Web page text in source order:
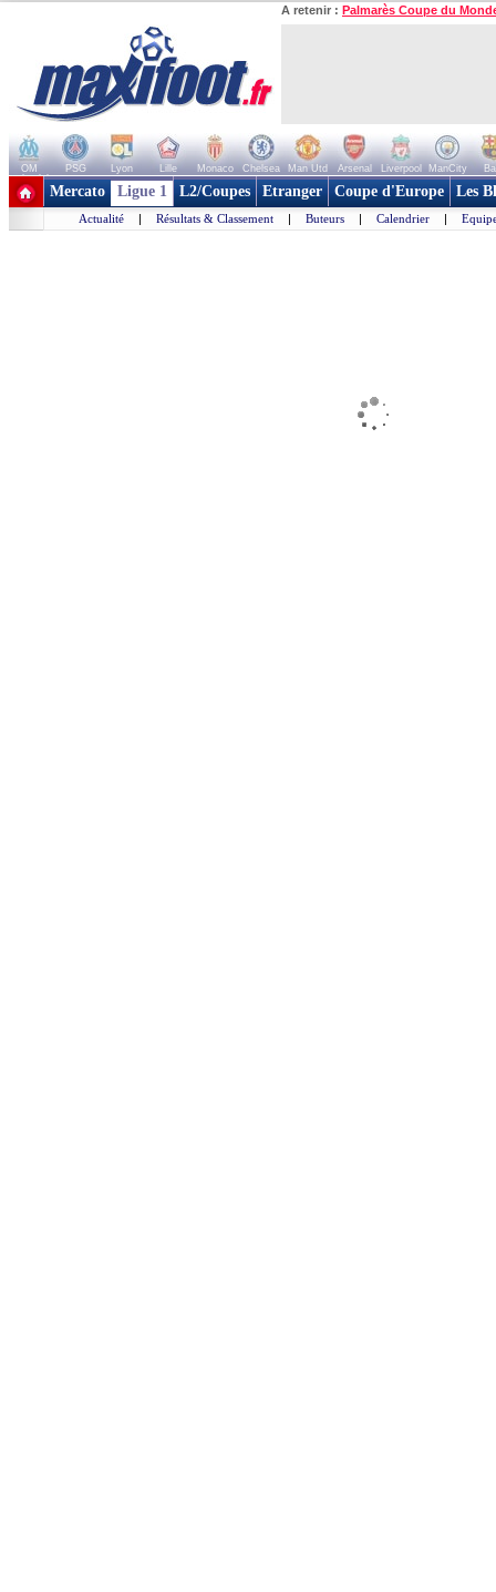
A retenir : Palmarès Coupe du
OM PSG Lyon Lille Monaco Chelsea Man Utd Arsenal Liverpool ManCity
+ de clubs
Mercato Ligue 1 L2/Coupes Etranger Coupe d'Europe Les
Actualité | Résultats & Classement | Buteurs | Calendrier |